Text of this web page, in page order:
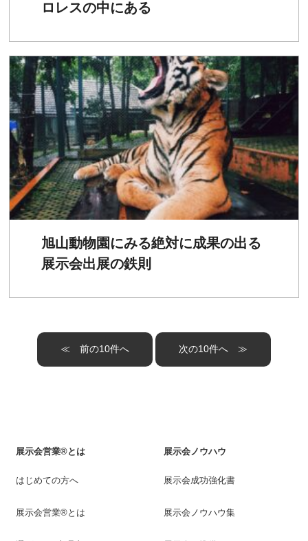
ロレスの中にある
旭山動物園にみる絶対に成果の出る
展示会出展の鉄則
≪ ≫
展示会営業®とは
はじめての方へ
展示会営業®とは
展示会ノウハウ
展示会成功強化書
展示会ノウハウ集